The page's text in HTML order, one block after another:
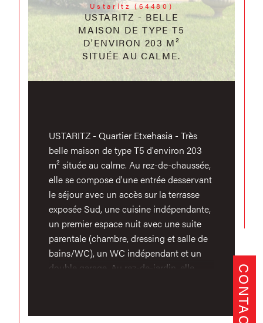
CONTACT
Ustaritz (64480)
USTARITZ - BELLE
MAISON DE TYPE T5
D'ENVIRON 203 M²
SITUÉE AU CALME.
USTARITZ - Quartier Etxehasia - Très
belle maison de type T5 d'environ 203
m² située au calme. Au rez-de-chaussée,
elle se compose d'une entrée desservant
le séjour avec un accès sur la terrasse
exposée Sud, une cuisine indépendante,
un premier espace nuit avec une suite
parentale (chambre, dressing et salle de
bains/WC), un WC indépendant et un
double garage. Au rez-de-jardin, elle